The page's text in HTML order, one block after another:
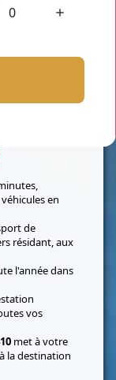
en
de
résidant, aux
l'année dans
vos
met à votre
la destination